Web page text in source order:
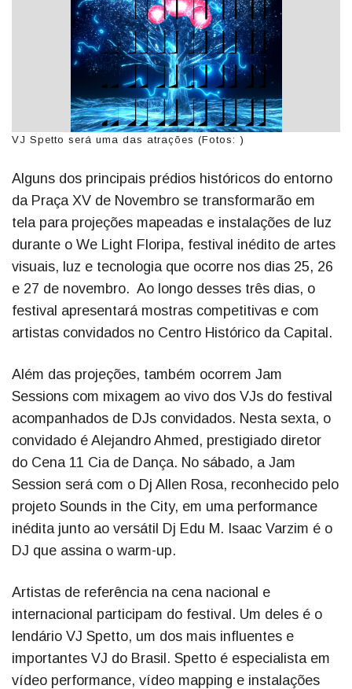
VJ Spetto será uma das atrações (Fotos: )
Alguns dos principais prédios históricos do entorno
da Praça XV de Novembro se transformarão em
tela para projeções mapeadas e instalações de luz
durante o We Light Floripa, festival inédito de artes
visuais, luz e tecnologia que ocorre nos dias 25, 26
e 27 de novembro. Ao longo desses três dias, o
festival apresentará mostras competitivas e com
artistas convidados no Centro Histórico da Capital.
Além das projeções, também ocorrem Jam
Sessions com mixagem ao vivo dos VJs do festival
acompanhados de DJs convidados. Nesta sexta, o
convidado é Alejandro Ahmed, prestigiado diretor
do Cena 11 Cia de Dança. No sábado, a Jam
Session será com o Dj Allen Rosa, reconhecido pelo
projeto Sounds in the City, em uma performance
inédita junto ao versátil Dj Edu M. Isaac Varzim é o
DJ que assina o warm-up.
Artistas de referência na cena nacional e
internacional participam do festival. Um deles é o
lendário VJ Spetto, um dos mais influentes e
importantes VJ do Brasil. Spetto é especialista em
vídeo performance, vídeo mapping e instalações